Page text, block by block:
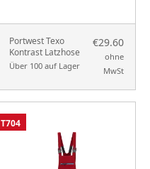
Portwest Texo
Kontrast Latzhose
Über 100 auf Lager
€29.60
ohne
MwSt
T704